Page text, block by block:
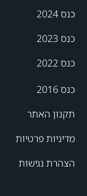
כנס 2024
כנס 2023
כנס 2022
כנס 2016
תקנון האתר
מדיניות פרטיות
הצהרת נגישות